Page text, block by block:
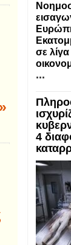
σε
...
4